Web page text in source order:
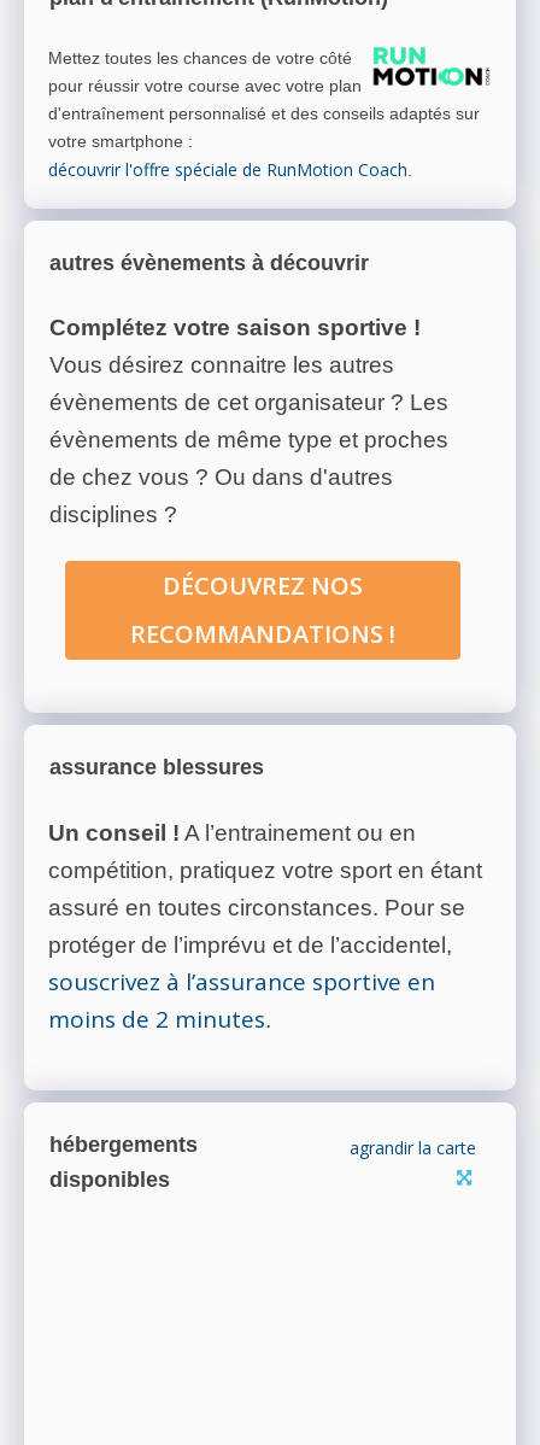
Mettez toutes les chances de votre côté
pour réussir votre course avec votre plan
d'entraînement personnalisé et des conseils adaptés sur
votre smartphone :
découvrir l'offre spéciale de RunMotion Coach.
autres évènements à découvrir
Complétez votre saison sportive !
Vous désirez connaitre les autres
évènements de cet organisateur ? Les
évènements de même type et proches
de chez vous ? Ou dans d'autres
disciplines ?
DÉCOUVREZ NOS
RECOMMANDATIONS !
assurance blessures
Un conseil ! A l’entrainement ou en
compétition, pratiquez votre sport en étant
assuré en toutes circonstances. Pour se
protéger de l’imprévu et de l’accidentel,
souscrivez à l’assurance sportive en
moins de 2 minutes.
hébergements
disponibles
agrandir la carte